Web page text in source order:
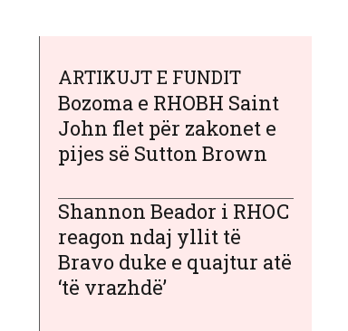
ARTIKUJT E FUNDIT
Bozoma e RHOBH Saint
John flet për zakonet e
pijes së Sutton Brown
Shannon Beador i RHOC
reagon ndaj yllit të
Bravo duke e quajtur atë
‘të vrazhdë’